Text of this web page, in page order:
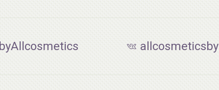
byAllcosmetics allcosmeticsby